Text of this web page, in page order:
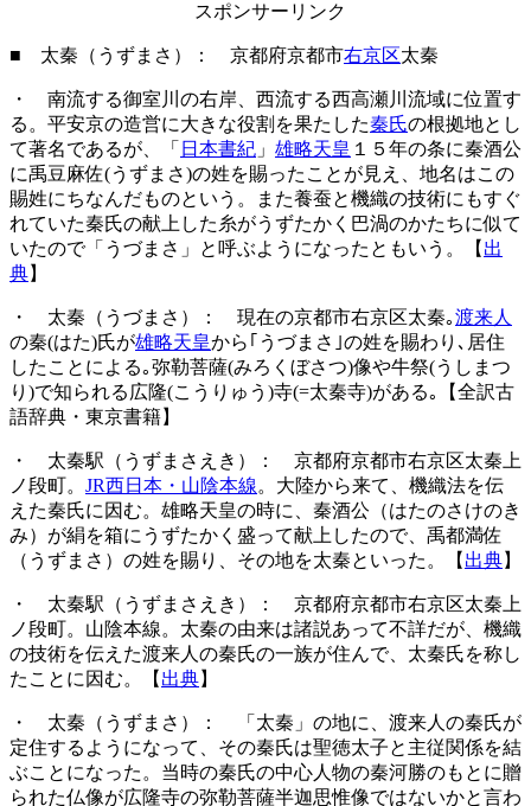
スポンサーリンク
■ 太秦（うずまさ）： 京都府京都市右京区太秦
・ 南流する御室川の右岸、西流する西高瀬川流域に位置す
る。平安京の造営に大きな役割を果たした秦氏の根拠地とし
て著名であるが、「 日本書紀 」 雄略天皇 １５年の条に秦酒公
に禹豆麻佐(うずまさ)の姓を賜ったことが見え、地名はこの
賜姓にちなんだものという。また養蚕と機織の技術にもすぐ
れていた秦氏の献上した糸がうずたかく巴渦のかたちに似て
いたので「うづまさ」と呼ぶようになったともいう。【 出
典】
・ 太秦（うづまさ）： 現在の京都市右京区太秦｡渡来人
の秦(はた)氏が雄略天皇から｢うづまさ｣の姓を賜わり､居住
したことによる｡弥勒菩薩(みろくぼさつ)像や牛祭(うしまつ
り)で知られる広隆(こうりゅう)寺(=太秦寺)がある｡【全訳古
語辞典・東京書籍】
・ 太秦駅（うずまさえき）： 京都府京都市右京区太秦上
ノ段町。 JR西日本・山陰本線。大陸から来て、機織法を伝
えた秦氏に因む。雄略天皇の時に、秦酒公（はたのさけのき
み）が絹を箱にうずたかく盛って献上したので、禹都満佐
（うずまさ）の姓を賜り、その地を太秦といった。【 出典】
・ 太秦駅（うずまさえき）： 京都府京都市右京区太秦上
ノ段町。山陰本線。太秦の由来は諸説あって不詳だが、機織
の技術を伝えた渡来人の秦氏の一族が住んで、太秦氏を称し
たことに因む。【 出典】
・ 太秦（うずまさ）： 「太秦」の地に、渡来人の秦氏が
定住するようになって、その秦氏は聖徳太子と主従関係を結
ぶことになった。当時の秦氏の中心人物の秦河勝のもとに贈
られた仏像が広隆寺の弥勒菩薩半迦思惟像ではないかと言わ